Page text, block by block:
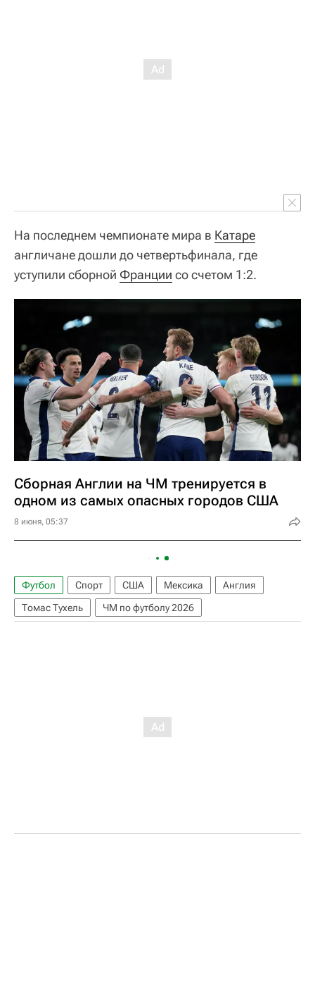
На последнем чемпионате мира в Катаре
англичане дошли до четвертьфинала, где
уступили сборной Франции со счетом 1:2.
Сборная Англии на ЧМ тренируется в
одном из самых опасных городов США
8 июня, 05:37
Футбол Спорт США Мексика
Англия
Томас Тухель
ЧМ по футболу 2026